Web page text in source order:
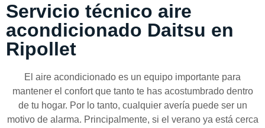
Servicio técnico aire
acondicionado Daitsu en
Ripollet
El aire acondicionado es un equipo importante para
mantener el confort que tanto te has acostumbrado dentro
de tu hogar. Por lo tanto, cualquier avería puede ser un
motivo de alarma. Principalmente, si el verano ya está cerca